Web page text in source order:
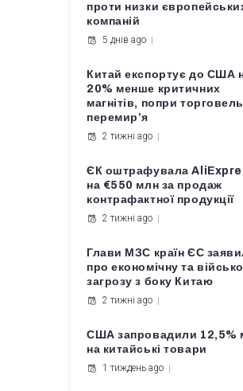
проти низки
компаній
5 днів ago
Китай експортує до США
20% менше критичних
магнітів, попри
перемир’я
2 тижні ago
ЄК оштрафувала
на €550 млн за продаж
контрафактної продукції
2 тижні ago
Глави МЗС країн ЄС
про економічну та
загрозу з боку Китаю
2 тижні ago
США запровадили 12,5%
на китайські товари
1 тиждень ago